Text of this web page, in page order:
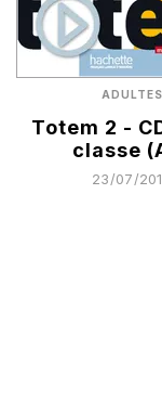
ADULTES
Totem 2 -
classe
23/07/